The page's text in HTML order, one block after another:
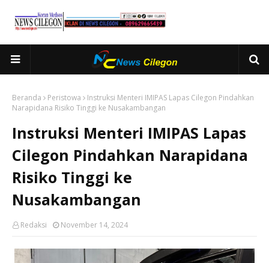
Beranda Peristowa
Instruksi Menteri IMIPAS Lapas Cilegon Pindahkan
Narapidana Risiko Tinggi ke Nusakambangan
Instruksi Menteri IMIPAS Lapas
Cilegon Pindahkan Narapidana
Risiko Tinggi ke
Nusakambangan
Redaksi November 14, 2024